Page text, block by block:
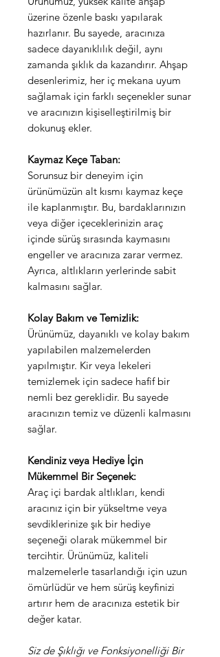
üzerine özenle baskı yapılarak
hazırlanır. Bu sayede, aracınıza
sadece dayanıklılık değil, aynı
zamanda şıklık da kazandırır. Ahşap
desenlerimiz, her iç mekana uyum
sağlamak için farklı seçenekler sunar
ve aracınızın kişiselleştirilmiş bir
dokunuş ekler.
Kaymaz Keçe Taban:
Sorunsuz bir deneyim için
ürünümüzün alt kısmı kaymaz keçe
ile kaplanmıştır. Bu, bardaklarınızın
veya diğer içeceklerinizin araç
içinde sürüş sırasında kaymasını
engeller ve aracınıza zarar vermez.
Ayrıca, altlıkların yerlerinde sabit
kalmasını sağlar.
Kolay Bakım ve Temizlik:
Ürünümüz, dayanıklı ve kolay bakım
yapılabilen malzemelerden
yapılmıştır. Kir veya lekeleri
temizlemek için sadece hafif bir
nemli bez gereklidir. Bu sayede
aracınızın temiz ve düzenli kalmasını
sağlar.
Kendiniz veya Hediye İçin
Mükemmel Bir Seçenek:
Araç içi bardak altlıkları, kendi
aracınız için bir yükseltme veya
sevdiklerinize şık bir hediye
seçeneği olarak mükemmel bir
tercihtir. Ürünümüz, kaliteli
malzemelerle tasarlandığı için uzun
ömürlüdür ve hem sürüş keyfinizi
artırır hem de aracınıza estetik bir
değer katar.
Siz de Şıklığı ve Fonksiyonelliği Bir